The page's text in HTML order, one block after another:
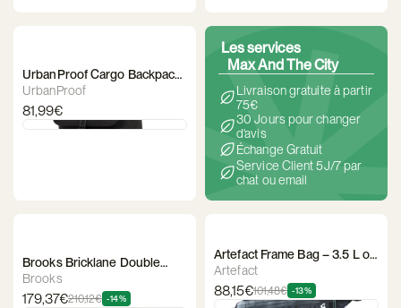
UrbanProof Cargo Backpack
/ Bike Bag
UrbanProof
81,99€
Les services
Max And The City
Livraison gratuite à partir
75€
30 Jours pour changer
d'avis
Échange Gratuit
Service Client 5J/7 par
chat ou email
Brooks Bricklane Double
Bike Bag
Brooks
179,37€210,12€ -14%
Artefact Frame Bag – 3.5 L or
4 L
Artefact
88,15€101,48€ -13%